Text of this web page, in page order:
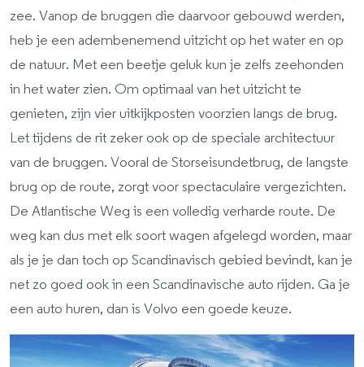
zee. Vanop de bruggen die daarvoor gebouwd werden,
heb je een adembenemend uitzicht op het water en op
de natuur. Met een beetje geluk kun je zelfs zeehonden
in het water zien. Om optimaal van het uitzicht te
genieten, zijn vier uitkijkposten voorzien langs de brug.
Let tijdens de rit zeker ook op de speciale architectuur
van de bruggen. Vooral de Storseisundetbrug, de langste
brug op de route, zorgt voor spectaculaire vergezichten.
De Atlantische Weg is een volledig verharde route. De
weg kan dus met elk soort wagen afgelegd worden, maar
als je je dan toch op Scandinavisch gebied bevindt, kan je
net zo goed ook in een Scandinavische auto rijden. Ga je
een auto huren, dan is Volvo een goede keuze.